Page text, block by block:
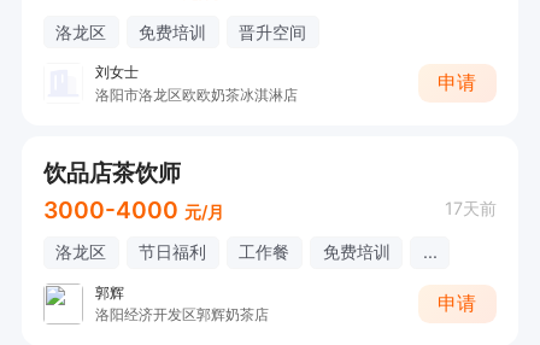
洛龙区 免费培训 晋升空间
刘女士
洛阳市洛龙区欧欧奶茶冰淇淋店
申请
饮品店茶饮师
3000-4000 元/月 17天前
洛龙区 节日福利 工作餐 免费培训 ...
郭辉
洛阳经济开发区郭辉奶茶店
申请